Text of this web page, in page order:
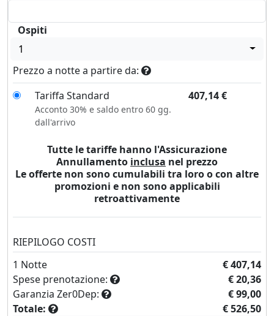
Ospiti
1
Prezzo a notte a partire da:
Tariffa Standard
407,14€
Acconto 30% e saldo entro 60 gg.
dall'arrivo
Tutte le tariffe hanno l'Assicurazione
Annullamento inclusa nel prezzo
Le offerte non sono cumulabili tra loro o con altre
promozioni e non sono applicabili
retroattivamente
RIEPILOGO COSTI
1 Notte
€ 407,14
Spese prenotazione:
€ 20,36
Garanzia Zer0Dep:
€ 99,00
Totale:
€ 526,50